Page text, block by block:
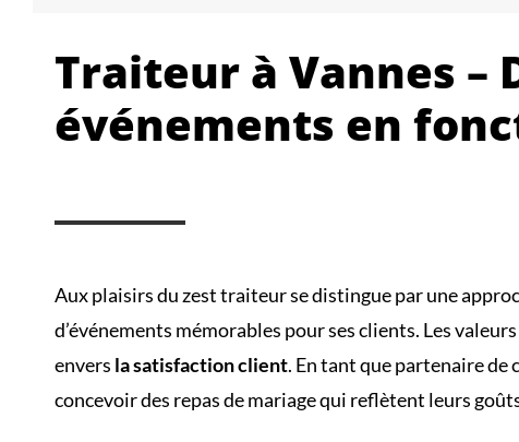
Traiteur à Vannes –
événements en
Aux plaisirs du zest traiteur se distingue par une
d’événements mémorables pour ses clients. Les
envers la satisfaction client. En tant que partenaire
concevoir des repas de mariage qui reflètent leurs